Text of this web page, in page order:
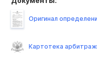
Оригинал
Картотека